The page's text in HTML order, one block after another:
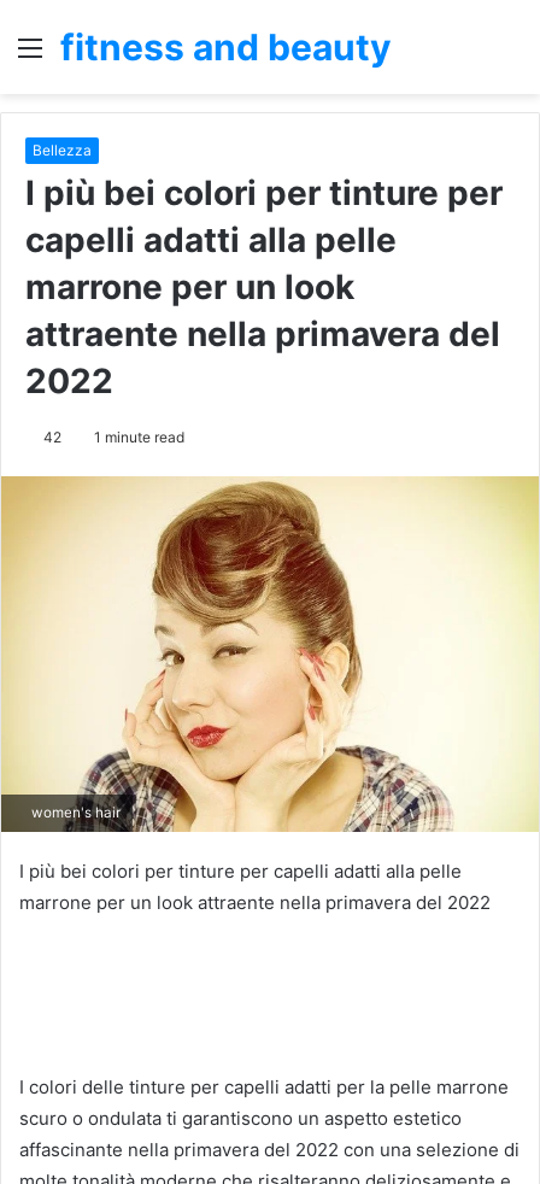
Menu
fitness and beauty
Bellezza
I più bei colori per tinture per
capelli adatti alla pelle
marrone per un look
attraente nella primavera del
2022
42 1 minute read
women's hair
I più bei colori per tinture per capelli adatti alla pelle
marrone per un look attraente nella primavera del 2022
I colori delle tinture per capelli adatti per la pelle marrone
scuro o ondulata ti garantiscono un aspetto estetico
affascinante nella primavera del 2022 con una selezione di